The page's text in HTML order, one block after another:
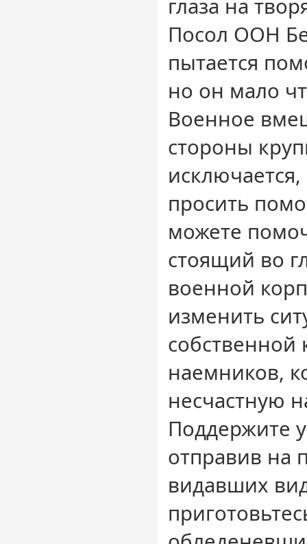
глаза на
Посол ООН
пытается
но он мало
Военное
стороны
просить
можете
стоящий во
военной
изменить
наемников,
несчастную
Поддержите
отправив на
видавших